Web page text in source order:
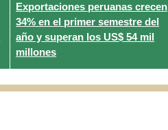
Exportaciones peruanas crecen
34% en el primer semestre del
año y superan los US$ 54 mil
millones